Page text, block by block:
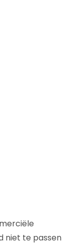
niet te passen